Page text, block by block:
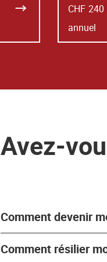
CHF 240
annuel
Avez-
Comment devenir
Comment résilier